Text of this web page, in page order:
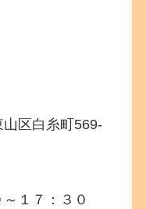
区白糸町569-
１７：３０